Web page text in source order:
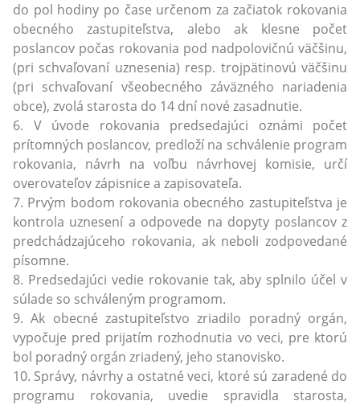
do pol hodiny po čase určenom za začiatok rokovania
obecného zastupiteľstva, alebo ak klesne počet
poslancov počas rokovania pod nadpolovičnú väčšinu,
(pri schvaľovaní uznesenia) resp. trojpätinovú väčšinu
(pri schvaľovaní všeobecného záväzného nariadenia
obce), zvolá starosta do 14 dní nové zasadnutie.
6. V úvode rokovania predsedajúci oznámi počet
prítomných poslancov, predloží na schválenie program
rokovania, návrh na voľbu návrhovej komisie, určí
overovateľov zápisnice a zapisovateľa.
7. Prvým bodom rokovania obecného zastupiteľstva je
kontrola uznesení a odpovede na dopyty poslancov z
predchádzajúceho rokovania, ak neboli zodpovedané
písomne.
8. Predsedajúci vedie rokovanie tak, aby splnilo účel v
súlade so schváleným programom.
9. Ak obecné zastupiteľstvo zriadilo poradný orgán,
vypočuje pred prijatím rozhodnutia vo veci, pre ktorú
bol poradný orgán zriadený, jeho stanovisko.
10. Správy, návrhy a ostatné veci, ktoré sú zaradené do
programu rokovania, uvedie spravidla starosta,